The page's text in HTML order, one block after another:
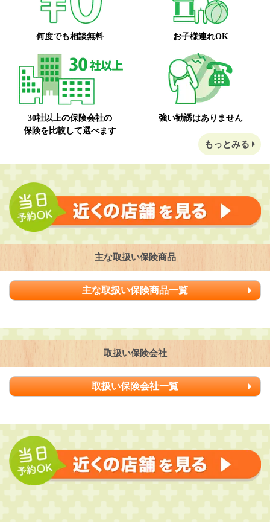
何度でも相談無料 お子様連れOK
30社以上の保険会社の
保険を比較して選べます
強い勧誘はありません
もっとみる
主な取扱い保険商品
主な取扱い保険商品一覧
取扱い保険会社
取扱い保険会社一覧